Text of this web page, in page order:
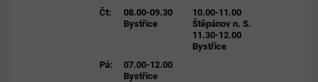
Čt:
08.00-09.30
Bystřice
10.00-11.00
Štěpánov n. S.
11.30-12.00
Bystřice
Pá:
07.00-12.00
Bystřice